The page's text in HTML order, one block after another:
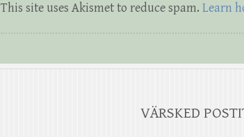
This site uses Akismet to reduce spam. Learn
VÄRSKED